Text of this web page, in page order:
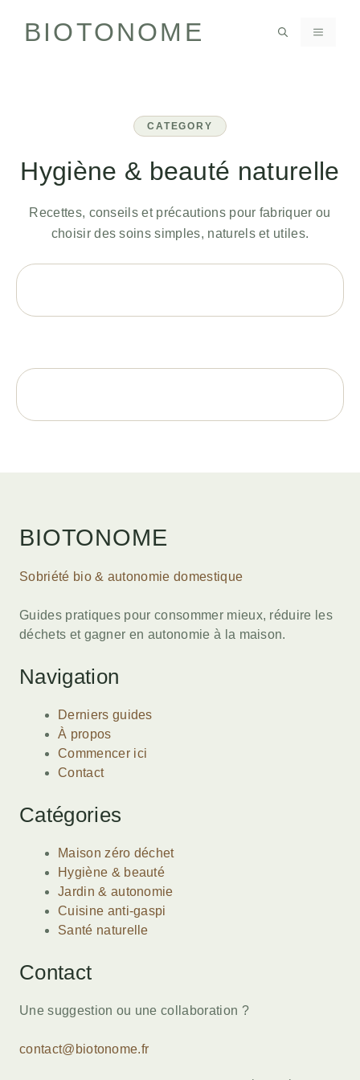
BIOTONOME MENU
CATEGORY
Hygiène & beauté naturelle
Recettes, conseils et précautions pour fabriquer ou
choisir des soins simples, naturels et utiles.
BIOTONOME
Sobriété bio & autonomie domestique
Guides pratiques pour consommer mieux, réduire les
déchets et gagner en autonomie à la maison.
Navigation
Derniers guides
À propos
Commencer ici
Contact
Catégories
Maison zéro déchet
Hygiène & beauté
Jardin & autonomie
Cuisine anti-gaspi
Santé naturelle
Contact
Une suggestion ou une collaboration ?
contact@biotonome.fr